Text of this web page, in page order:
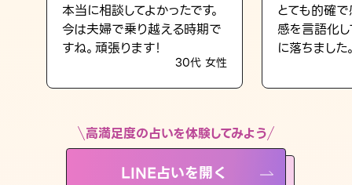
LINE占いを開く
※LINEアプリ内のサービスページへ遷移します
本当に相談してよかったです。
今は夫婦で乗り越える時期で
すね。頑張ります！
30代 女性
とても的確
感を言語化
に落ちました
高満足度の占いを体験してみよう
LINE占いを開く